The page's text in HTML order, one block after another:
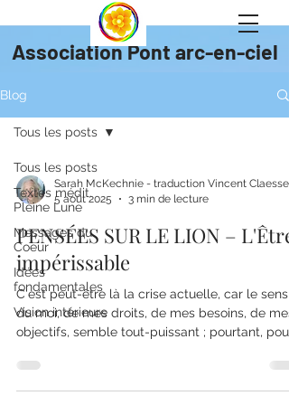
Association Pont arc-en-ciel
Blog
Tous les posts
Textes médit.
Pleine Lune
Messages du
Coeur
Idées
fondamentales
Vision intérieure
Tous les posts
5 août 2025 3 min de lecture
PENSÉES SUR LE LION – L'Être
impérissable
C'est peut-être là la crise actuelle, car le sens
du moi, de mes droits, de mes besoins, de mes
objectifs, semble tout-puissant ; pourtant, pour
signe d'espoir. Depuis que les êtres humains
sont conscients d'eux-mêmes, ils s'interrogent